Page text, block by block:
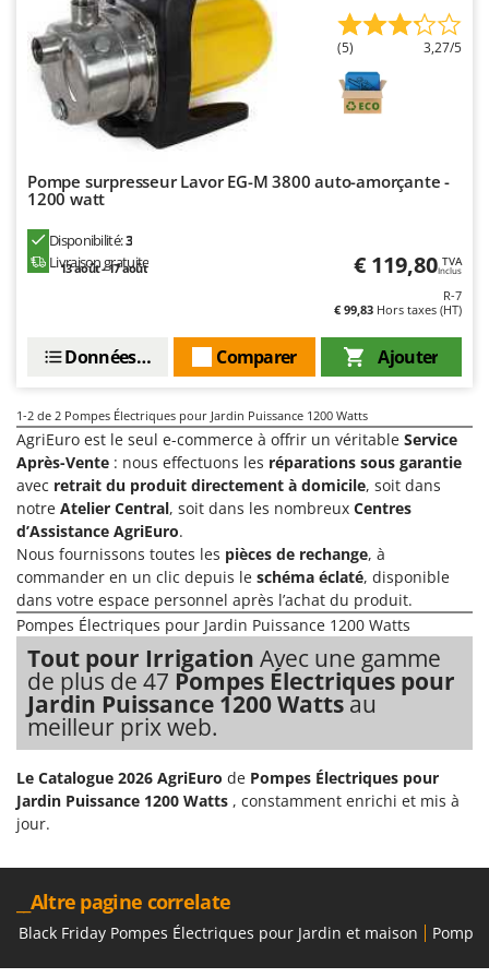
Désherbeurs thermiques et mécaniques
Déshumidificateurs
Draineuses
Échelles en aluminium
Effaroucheurs d'oiseaux
Effeuilleuses pour olives
Égreneuses à maïs
Électropompes pour la maison et le jardin
Éleveuses artificielles pour poussins
Enfouisseurs de pierres
Enrouleurs de filets pour olives
Épareuses pour tracteur
Épépineuses
Équipements de protection des voies respiratoires
F
Fendeuses à bois
Filets pour la Récolte des olives
Filtres pour vin et huile
Floconneuses
Fouloirs - Égrappoirs
Fourches pour tracteur
Fours d'extérieur - intérieur pour pizza et cuisine
Fraises à neige
Friteuses sans huile
G
Générateurs d'air chaud
Bosch
Brumi
BullMach
Calory Forni
Campingaz
Castelgarden
Ceccato Olindo
Classe
Clementi
Cofra
Comet
Cresco
Cruccolini
CTEK
D
Dal Degan
DCG
Deca
DeWalt
Di Martino
Diesse
Docma
Dominion
Dreame
(5) 3,27/5
Pompe surpresseur Lavor EG-M 3800 auto-amorçante -
1200 watt
Disponibilité:3
Livraison gratuite
13 août - 17 août € 119,80 TVA
Inclus
R-7
€ 99,83 Hors taxes (HT)
Ajouter
Comparer
Données techniques
1-2 de 2 Pompes Électriques pour Jardin Puissance 1200 Watts
AgriEuro est le seul e-commerce à offrir un véritable Service
Après-Vente : nous effectuons les réparations sous garantie
avec retrait du produit directement à domicile, soit dans
notre Atelier Central, soit dans les nombreux Centres
d’Assistance AgriEuro.
Nous fournissons toutes les pièces de rechange, à
commander en un clic depuis le schéma éclaté, disponible
dans votre espace personnel après l’achat du produit.
Pompes Électriques pour Jardin Puissance 1200 Watts
Tout pour Irrigation Avec une gamme
de plus de 47 Pompes Électriques pour
Jardin Puissance 1200 Watts au
meilleur prix web.
Le Catalogue 2026 AgriEuro de Pompes Électriques pour
Jardin Puissance 1200 Watts , constamment enrichi et mis à
jour.
__Altre pagine correlate
Black Friday Pompes Électriques pour Jardin et maison